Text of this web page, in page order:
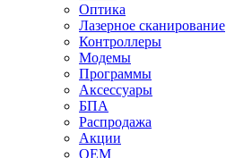
Оптика
Лазерное сканирование
Контроллеры
Модемы
Программы
Аксеcсуары
БПА
Распродажа
Акции
OEM